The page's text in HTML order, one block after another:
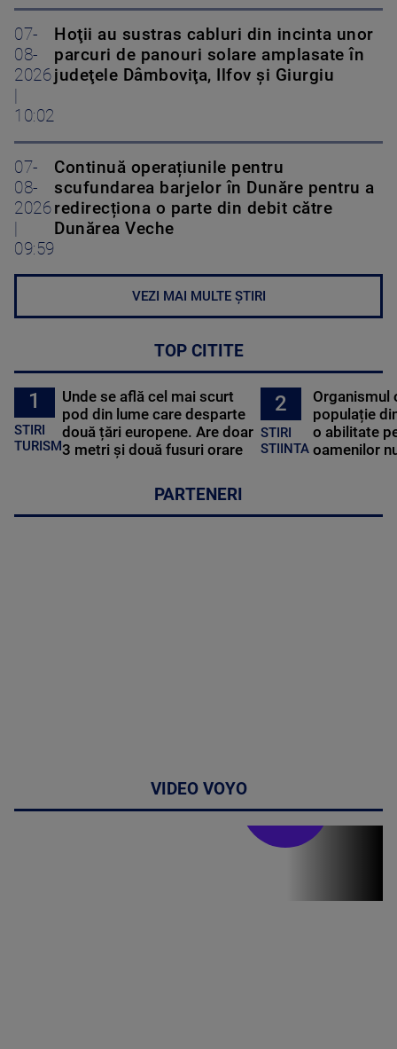
07-
08-
2026
10:02
Hoţii au sustras cabluri din incinta unor
parcuri de panouri solare amplasate în
judeţele Dâmboviţa, Ilfov şi Giurgiu
07-
08-
2026
09:59
Continuă operațiunile pentru
scufundarea barjelor în Dunăre pentru a
redirecționa o parte din debit către
Dunărea Veche
VEZI MAI MULTE ȘTIRI
TOP CITITE
1
STIRI
TURISM
Unde se află cel mai scurt
pod din lume care desparte
două țări europene. Are doar
3 metri și două fusuri orare
2
STIRI
STIINTA
Organismul
populație
o abilitate
oamenilor
PARTENERI
VIDEO VOYO